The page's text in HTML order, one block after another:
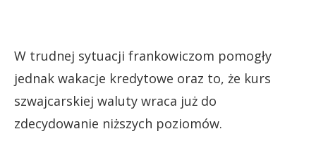
W trudnej sytuacji frankowiczom pomogły
jednak wakacje kredytowe oraz to, że kurs
szwajcarskiej waluty wraca już do
zdecydowanie niższych poziomów.